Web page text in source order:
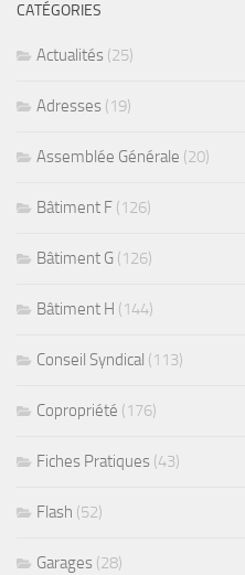
CATÉGORIES
Actualités (25)
Adresses (19)
Assemblée Générale (20)
Bâtiment F (126)
Bâtiment G (126)
Bâtiment H (144)
Conseil Syndical (113)
Copropriété (176)
Fiches Pratiques (43)
Flash (52)
Garages (28)